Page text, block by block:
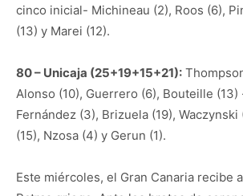
cinco inicial- Michineau (2), Roos (6),
(13) y Marei (12).
80 – Unicaja (25+19+15+21):
Alonso (10), Guerrero (6), Bouteille
Fernández (3), Brizuela (19),
(15), Nzosa (4) y Gerun (1).
Este miércoles, el Gran Canaria recibe